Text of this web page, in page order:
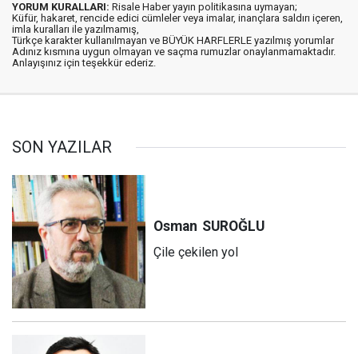
YORUM KURALLARI: Risale Haber yayın politikasına uymayan;
Küfür, hakaret, rencide edici cümleler veya imalar, inançlara saldırı içeren,
imla kuralları ile yazılmamış,
Türkçe karakter kullanılmayan ve BÜYÜK HARFLERLE yazılmış yorumlar
Adınız kısmına uygun olmayan ve saçma rumuzlar onaylanmamaktadır.
Anlayışınız için teşekkür ederiz.
SON YAZILAR
Osman SUROĞLU
Çile çekilen yol